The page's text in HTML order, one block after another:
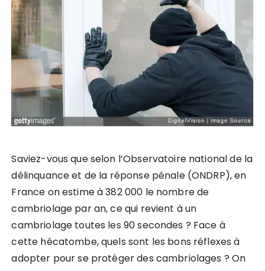
Saviez-vous que selon l’Observatoire national de la
délinquance et de la réponse pénale (ONDRP), en
France on estime à 382 000 le nombre de
cambriolage par an, ce qui revient à un
cambriolage toutes les 90 secondes ? Face à
cette hécatombe, quels sont les bons réflexes à
adopter pour se protéger des cambriolages ? On